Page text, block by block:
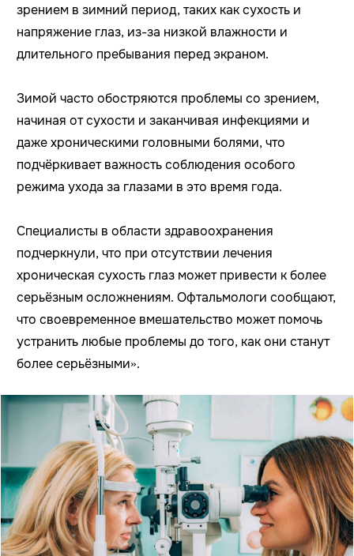
зрением в зимний период, таких как сухость и
напряжение глаз, из-за низкой влажности и
длительного пребывания перед экраном.
Зимой часто обостряются проблемы со зрением,
начиная от сухости и заканчивая инфекциями и
даже хроническими головными болями, что
подчёркивает важность соблюдения особого
режима ухода за глазами в это время года.
Специалисты в области здравоохранения
подчеркнули, что при отсутствии лечения
хроническая сухость глаз может привести к более
серьёзным осложнениям. Офтальмологи сообщают,
что своевременное вмешательство может помочь
устранить любые проблемы до того, как они станут
более серьёзными».